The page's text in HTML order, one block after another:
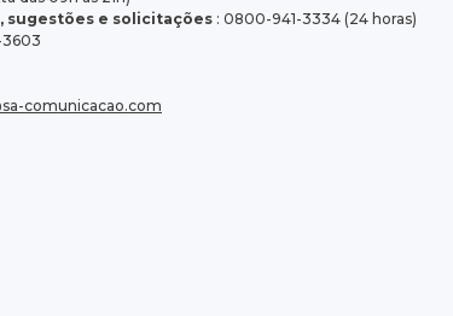
sugestões e solicitações : 0800-941-3334 (24 horas)
comunicacao.com